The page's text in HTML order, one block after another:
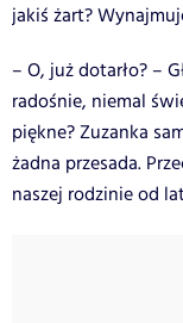
jakiś żart?
– O, już dotarło? –
radośnie, niemal
piękne? Zuzanka
żadna przesada.
naszej rodzinie od